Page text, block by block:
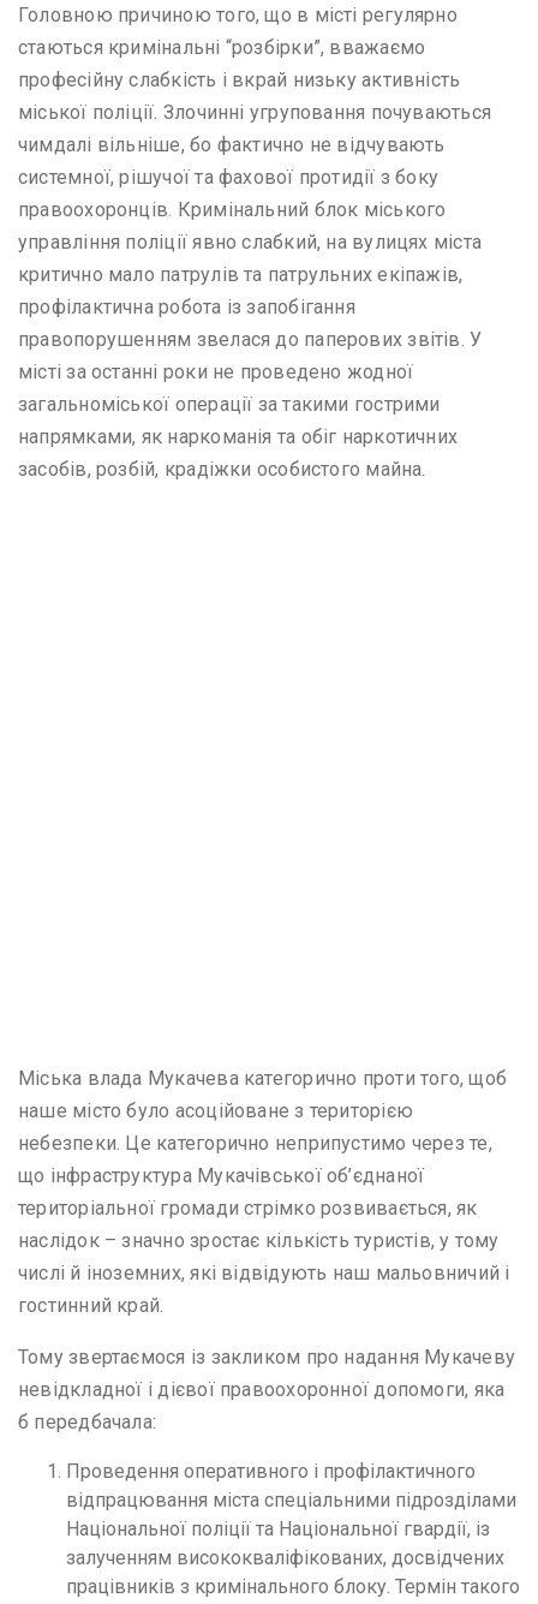
Головною причиною того, що в місті регулярно
стаються кримінальні “розбірки”, вважаємо
професійну слабкість і вкрай низьку активність
міської поліції. Злочинні угруповання почуваються
чимдалі вільніше, бо фактично не відчувають
системної, рішучої та фахової протидії з боку
правоохоронців. Кримінальний блок міського
управління поліції явно слабкий, на вулицях міста
критично мало патрулів та патрульних екіпажів,
профілактична робота із запобігання
правопорушенням звелася до паперових звітів. У
місті за останні роки не проведено жодної
загальноміської операції за такими гострими
напрямками, як наркоманія та обіг наркотичних
засобів, розбій, крадіжки особистого майна.
Міська влада Мукачева категорично проти того, щоб
наше місто було асоційоване з територією
небезпеки. Це категорично неприпустимо через те,
що інфраструктура Мукачівської об’єднаної
територіальної громади стрімко розвивається, як
наслідок – значно зростає кількість туристів, у тому
числі й іноземних, які відвідують наш мальовничий і
гостинний край.
Тому звертаємося із закликом про надання Мукачеву
невідкладної і дієвої правоохоронної допомоги, яка
б передбачала:
Проведення оперативного і профілактичного
відпрацювання міста спеціальними підрозділами
Національної поліції та Національної гвардії, із
залученням висококваліфікованих, досвідчених
працівників з кримінального блоку. Термін такого